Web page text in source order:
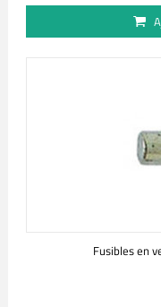
Fusibles en